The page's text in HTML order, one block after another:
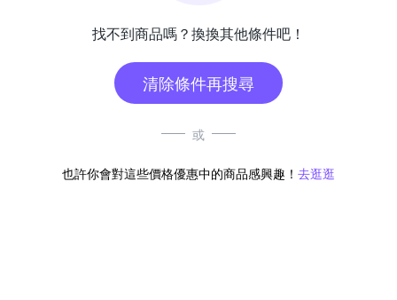
找不到商品嗎？換換其他條件吧！
清除條件再搜尋
或
也許你會對這些價格優惠中的商品感興趣！ 去逛逛